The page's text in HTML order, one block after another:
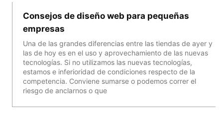
Consejos de diseño web para pequeñas
empresas
Una de las grandes diferencias entre las tiendas de ayer y
las de hoy es en el uso y aprovechamiento de las nuevas
tecnologías. Si no utilizamos las nuevas tecnologías,
estamos e inferioridad de condiciones respecto de la
competencia. Conviene sumarse o podemos correr el
riesgo de anclarnos o que